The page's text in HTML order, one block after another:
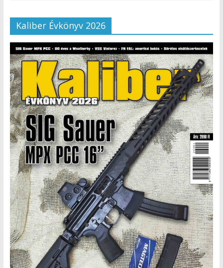
Kaliber Évkönyv 2026